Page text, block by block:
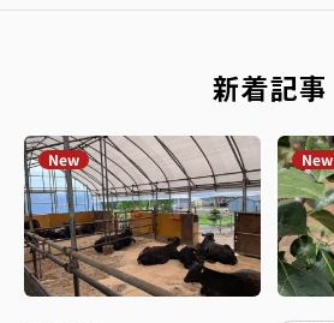
新着記事
New New